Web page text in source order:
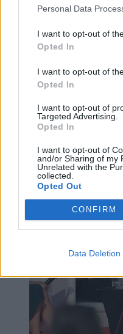
Personal Data
I want to opt-out of
Opted In
I want to opt-out of
Opted In
I want to opt-out of
Targeted Advertising.
Opted In
I want to opt-out of
and/or Sharing of my
Unrelated with the
collected.
Opted Out
CONFIRM
Data Deletion
Reklama
Kraj